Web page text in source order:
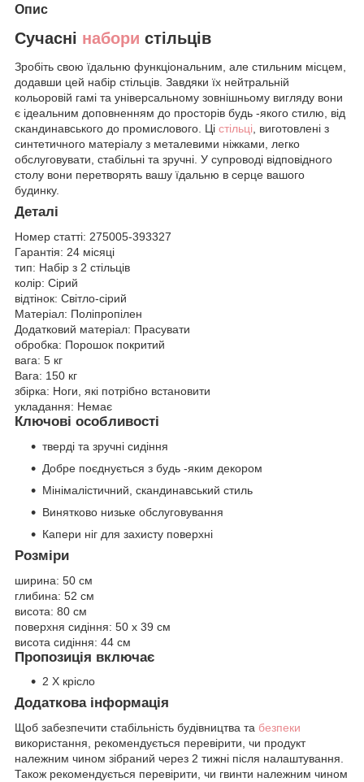
Опис
Сучасні набори стільців
Зробіть свою їдальню функціональним, але стильним місцем,
додавши цей набір стільців. Завдяки їх нейтральній
кольоровій гамі та універсальному зовнішньому вигляду вони
є ідеальним доповненням до просторів будь -якого стилю, від
скандинавського до промислового. Ці стільці, виготовлені з
синтетичного матеріалу з металевими ніжками, легко
обслуговувати, стабільні та зручні. У супроводі відповідного
столу вони перетворять вашу їдальню в серце вашого
будинку.
Деталі
Номер статті: 275005-393327
Гарантія: 24 місяці
тип: Набір з 2 стільців
колір: Сірий
відтінок: Світло-сірий
Матеріал: Поліпропілен
Додатковий матеріал: Прасувати
обробка: Порошок покритий
вага: 5 кг
Вага: 150 кг
збірка: Ноги, які потрібно встановити
укладання: Немає
Ключові особливості
тверді та зручні сидіння
Добре поєднується з будь -яким декором
Мінімалістичний, скандинавський стиль
Винятково низьке обслуговування
Капери ніг для захисту поверхні
Розміри
ширина: 50 см
глибина: 52 см
висота: 80 см
поверхня сидіння: 50 х 39 см
висота сидіння: 44 см
Пропозиція включає
2 X крісло
Додаткова інформація
Щоб забезпечити стабільність будівництва та безпеки
використання, рекомендується перевірити, чи продукт
належним чином зібраний через 2 тижні після налаштування.
Також рекомендується перевірити, чи гвинти належним чином